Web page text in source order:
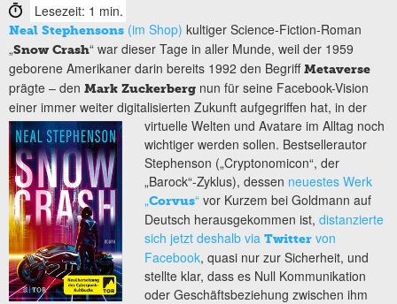
Lesezeit: 1 min.
Neal Stephensons (im Shop) kultiger Science-Fiction-Roman
„Snow Crash“ war dieser Tage in aller Munde, weil der 1959
geborene Amerikaner darin bereits 1992 den BegriffMetaverse
prägte – den Mark Zuckerberg nun für seine Facebook-Vision
einer immer weiter digitalisierten Zukunft aufgegriffen hat, in der
virtuelle Welten und Avatare im Alltag noch
wichtiger werden sollen. Bestsellerautor
Stephenson („Cryptonomicon“, der
„Barock“-Zyklus), dessen neuestes Werk
„Corvus“ vor Kurzem bei Goldmann auf
Deutsch herausgekommen ist,distanzierte
sich jetzt deshalb via Twitter von
Facebook, quasi nur zur Sicherheit, und
stellte klar, dass es Null Kommunikation
oder Geschäftsbeziehung zwischen ihm